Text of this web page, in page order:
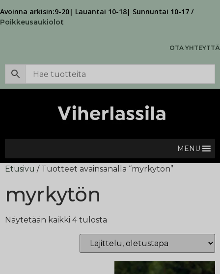
Avoinna arkisin:9-20| Lauantai 10-18| Sunnuntai 10-17 /
Poikkeusaukiolot
OTA YHTEYTTÄ
MENU
Etusivu / Tuotteet avainsanalla “myrkytön”
myrkytön
Näytetään kaikki 4 tulosta